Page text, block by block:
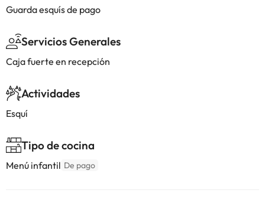
Guarda esquís de pago
Servicios Generales
Caja fuerte en recepción
Actividades
Esquí
Tipo de cocina
Menú infantil De pago